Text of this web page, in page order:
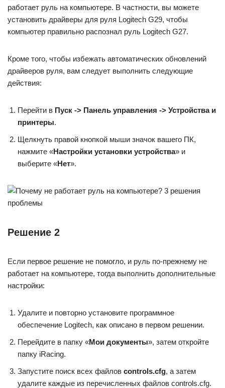
работает руль на компьютере. В частности, вы можете
установить драйверы для руля Logitech G29, чтобы
компьютер правильно распознал руль Logitech G27.
Кроме того, чтобы избежать автоматических обновлений
драйверов руля, вам следует выполнить следующие
действия:
Перейти в Пуск -> Панель управления -> Устройства и
принтеры.
Щелкнуть правой кнопкой мыши значок вашего ПК,
нажмите «Настройки установки устройства» и
выберите «Нет».
Решение 2
Если первое решение не помогло, и руль по-прежнему не
работает на компьютере, тогда выполнить дополнительные
настройки:
Удалите и повторно установите программное
обеспечение Logitech, как описано в первом решении.
Перейдите в папку «Мои документы», затем откройте
папку iRacing.
Запустите поиск всех файлов controls.cfg, а затем
удалите каждые из перечисленных файлов controls.cfg.